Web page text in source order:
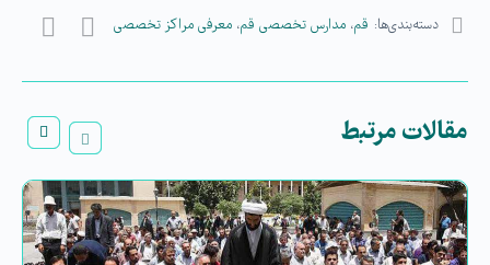
دسته‌بندی‌ها: قم، مدارس تخصصی قم، معرفی مراکز تخصصی
مقالات مرتبط